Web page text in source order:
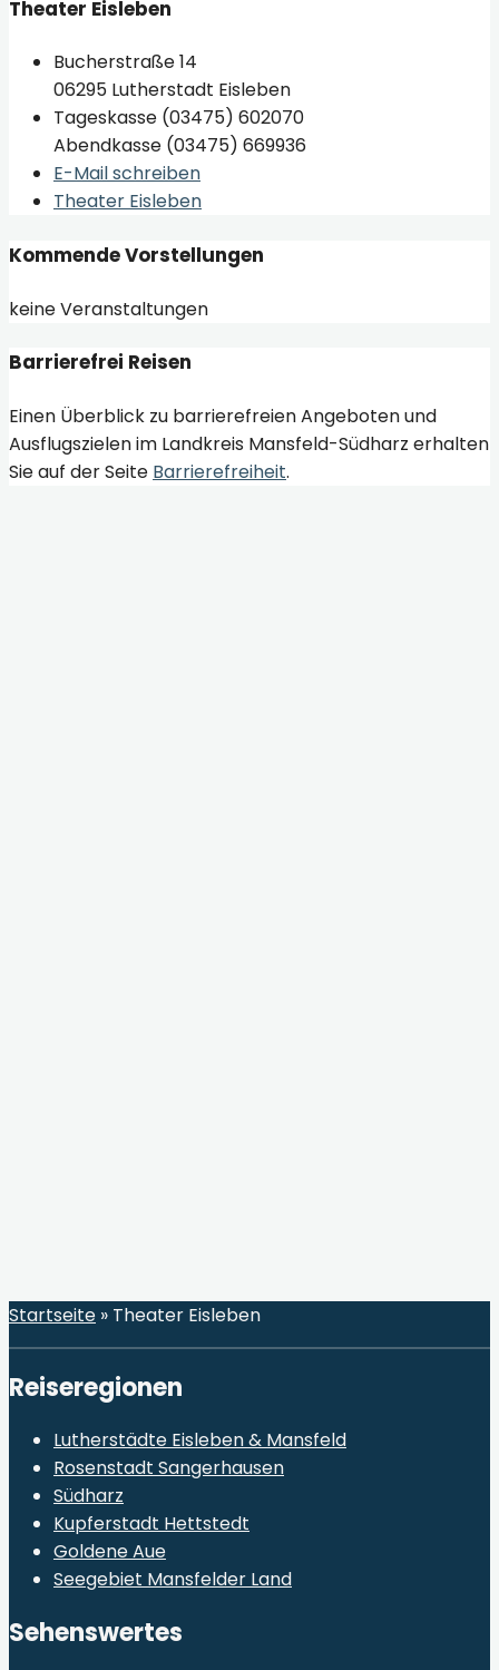
Theater Eisleben
Bucherstraße 14
06295 Lutherstadt Eisleben
Tageskasse (03475) 602070
Abendkasse (03475) 669936
E-Mail schreiben
Theater Eisleben
Kommende Vorstellungen
keine Veranstaltungen
Barrierefrei Reisen
Einen Überblick zu barrierefreien Angeboten und
Ausflugszielen im Landkreis Mansfeld-Südharz erhalten
Sie auf der Seite Barrierefreiheit.
Startseite » Theater Eisleben
Reiseregionen
Lutherstädte Eisleben & Mansfeld
Rosenstadt Sangerhausen
Südharz
Kupferstadt Hettstedt
Goldene Aue
Seegebiet Mansfelder Land
Sehenswertes